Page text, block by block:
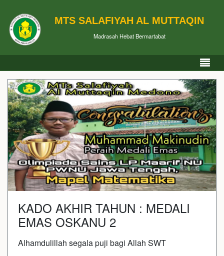
MTS SALAFIYAH AL MUTTAQIN
Madrasah Hebat Bermartabat
KADO AKHIR TAHUN : MEDALI
EMAS OSKANU 2
Alhamdulillah segala puji bagi Allah SWT